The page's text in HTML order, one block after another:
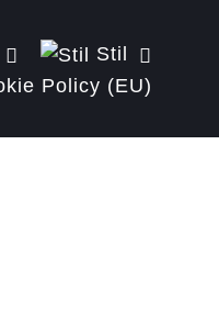
Stil
Policy (EU)